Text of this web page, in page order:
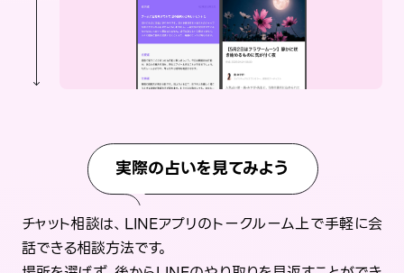
実際の占いを見てみよう
チャット相談は、LINEアプリのトークルーム上で手軽に会
話できる相談方法です。